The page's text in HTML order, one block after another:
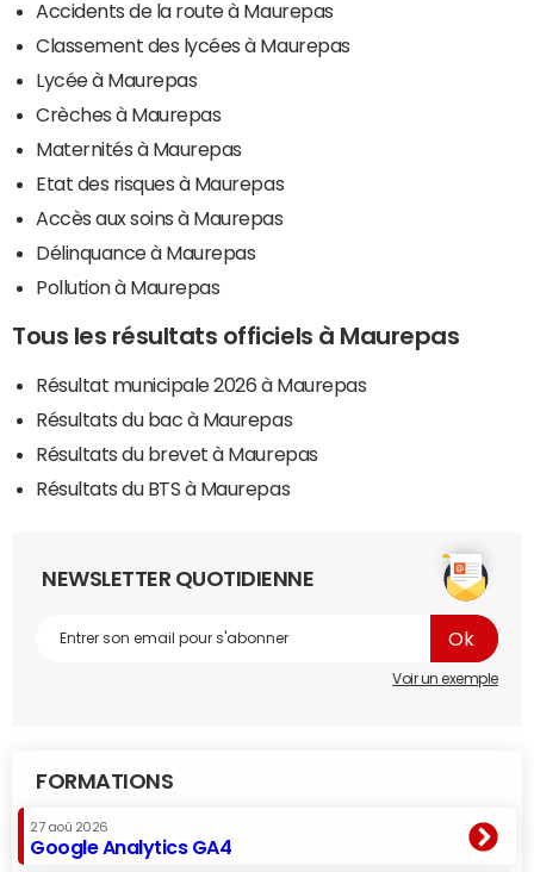
Accidents de la route à Maurepas
Classement des lycées à Maurepas
Lycée à Maurepas
Crèches à Maurepas
Maternités à Maurepas
Etat des risques à Maurepas
Accès aux soins à Maurepas
Délinquance à Maurepas
Pollution à Maurepas
Tous les résultats officiels à Maurepas
Résultat municipale 2026 à Maurepas
Résultats du bac à Maurepas
Résultats du brevet à Maurepas
Résultats du BTS à Maurepas
NEWSLETTER QUOTIDIENNE
Voir un exemple
FORMATIONS
27 aoû 2026
Google Analytics GA4